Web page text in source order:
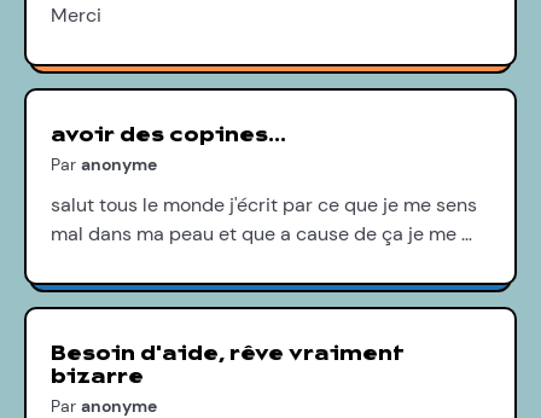
Merci
avoir des copines...
Par anonyme
salut tous le monde j'écrit par ce que je me sens
mal dans ma peau et que a cause de ça je me …
Besoin d'aide, rêve vraiment
bizarre
Par anonyme